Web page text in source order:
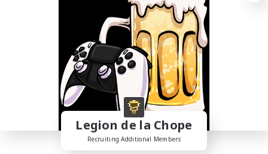
Legion de la Chope
Recruiting Additional Members